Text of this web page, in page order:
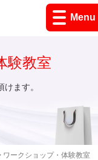
Menu
ワークショップ・体験教室
験教室
ます。